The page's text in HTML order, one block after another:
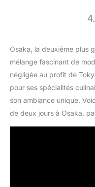
Osaka, la deuxième plus
mélange fascinant de
négligée au profit de
pour ses spécialités
son ambiance unique.
de deux jours à Osaka,